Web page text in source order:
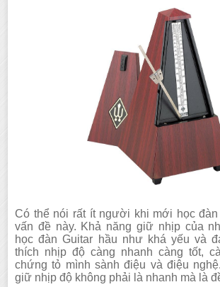
Có thể nói rất ít người khi mới học đàn
vấn đề này. Khả năng giữ nhịp của
học đàn Guitar hầu như khá yếu và
thích nhịp độ càng nhanh càng tốt,
chứng tỏ mình sành điệu và điệu
giữ nhịp độ không phải là nhanh mà là